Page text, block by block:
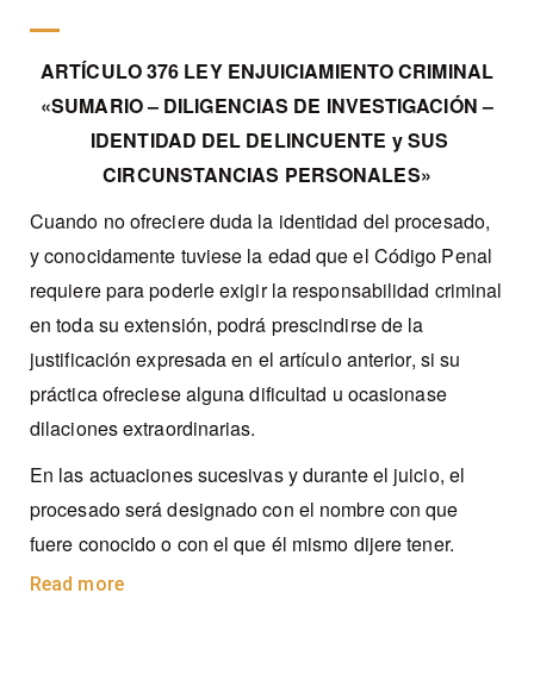
ARTÍCULO 376 LEY ENJUICIAMIENTO CRIMINAL
«SUMARIO – DILIGENCIAS DE INVESTIGACIÓN –
IDENTIDAD DEL DELINCUENTE y SUS
CIRCUNSTANCIAS PERSONALES»
Cuando no ofreciere duda la identidad del procesado,
y conocidamente tuviese la edad que el Código Penal
requiere para poderle exigir la responsabilidad criminal
en toda su extensión, podrá prescindirse de la
justificación expresada en el artículo anterior, si su
práctica ofreciese alguna dificultad u ocasionase
dilaciones extraordinarias.
En las actuaciones sucesivas y durante el juicio, el
procesado será designado con el nombre con que
fuere conocido o con el que él mismo dijere tener.
Read more